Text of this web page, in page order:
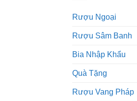
Rượu Ngoại
Rượu Sâm Banh
Bia Nhập Khẩu
Quà Tặng
Rượu Vang Pháp